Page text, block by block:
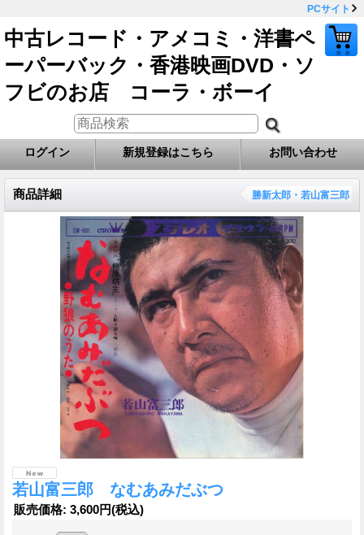
PCサイト
中古レコード・アメコミ・洋書ペ
ーパーバック・香港映画DVD・ソ
フビのお店 コーラ・ボーイ
ログイン 新規登録はこちら お問い合わせ
商品詳細 勝新太郎・若山富三郎
若山富三郎 なむあみだぶつ
販売価格: 3,600円(税込)